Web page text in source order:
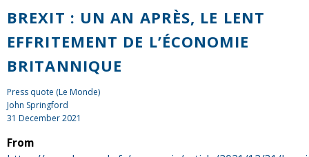
BREXIT : UN AN APRÈS, LE LENT
EFFRITEMENT DE L’ÉCONOMIE
BRITANNIQUE
Press quote (Le Monde)
John Springford
31 December 2021
From